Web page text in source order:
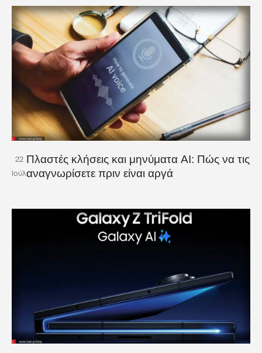
22
Ιούλ
Πλαστές κλήσεις και μηνύματα AI: Πώς να τις
αναγνωρίσετε πριν είναι αργά